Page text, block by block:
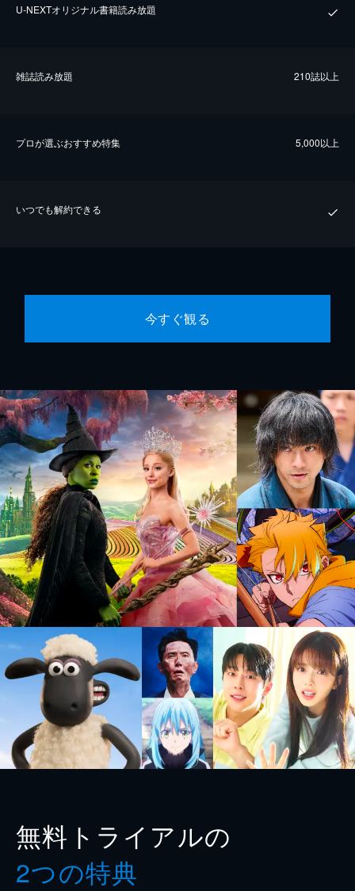
U-NEXTオリジナル書籍読み放題
雑誌読み放題 210誌以上
プロが選ぶおすすめ特集 5,000以上
いつでも解約できる
今すぐ観る
無料トライアルの
2つの特典